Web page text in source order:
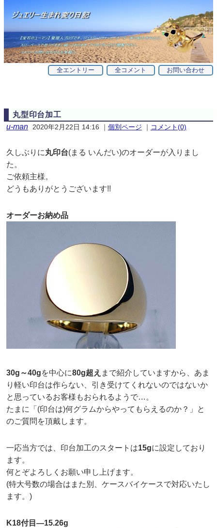
お問い合わせ
全コメント
全エントリー
丸型印台加工
u-man 2020年2月22日 14:16 ｜ 個別ページ ｜ コメント(0)
久しぶりに丸印台(まる いんだい)のオーダーが入りまし
た。
ご依頼主様。
どうもありがとうございます!!
オーダーお納め品
30g～40gを中心に80g超え まで紹介していますから、あま
り軽い印台は作らない、引き受けてくれないのではないか
と思っているお客様もおられるようで…。
たまに「(印台は)何グラムからやってもらえるのか？」と
のご質問を頂戴します。
一応当方では、印台加工のスタートは15gに設定しており
ます。
何とぞよろしくお願い申し上げます。
(特大号数の場合はまた別、ケースバイケースで対応いたし
ます。)
K18付目—15.26g